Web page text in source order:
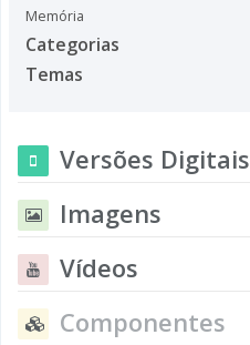
Memória
Categorias
Temas
Versões Digitais
Imagens
Vídeos
Componentes